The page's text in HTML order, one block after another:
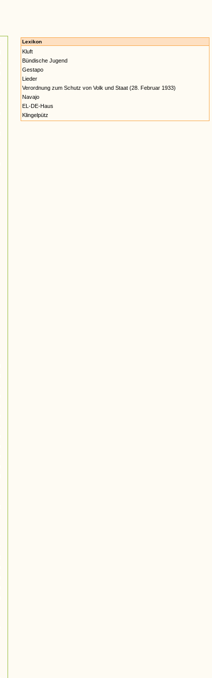
Lexikon
Kluft
Bündische Jugend
Gestapo
Lieder
Verordnung zum Schutz von Volk und Staat (28. Februar 1933)
Navajo
EL-DE-Haus
Klingelpütz